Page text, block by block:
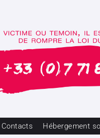
Contacts Hébergement